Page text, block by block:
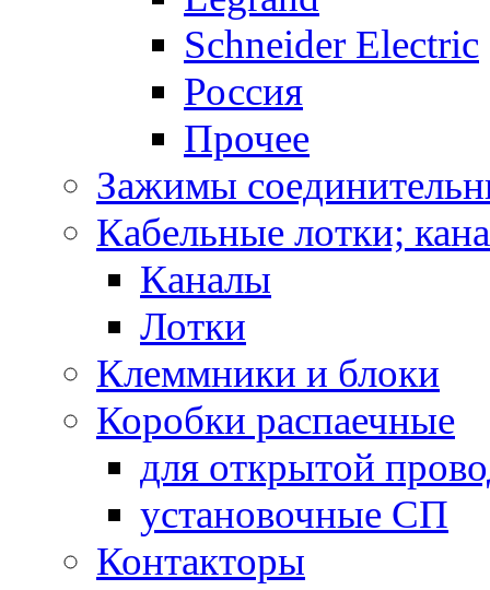
Schneider Electric
Россия
Прочее
Зажимы
Кабельные лотки;
Каналы
Лотки
Клеммники и блоки
Коробки распаечные
для открытой
установочные СП
Контакторы